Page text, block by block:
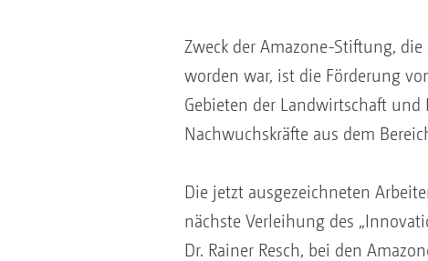
Zweck der Amazone-Stiftung,
worden war, ist die Förderung
Gebieten der Landwirtschaft
Nachwuchskräfte aus dem
Die jetzt ausgezeichneten
nächste Verleihung des
Dr. Rainer Resch, bei den